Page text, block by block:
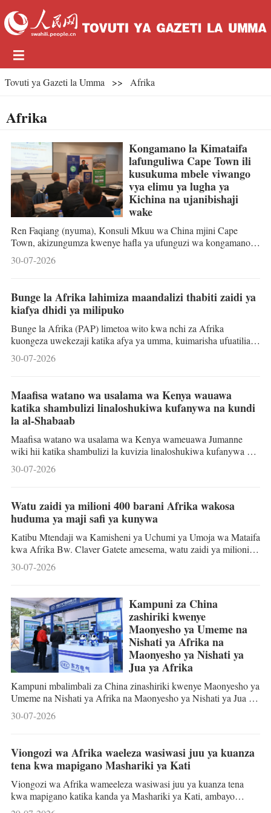
Tovuti ya Gazeti la Umma >> Afrika
Afrika
Kongamano la Kimataifa
lafunguliwa Cape Town ili
kusukuma mbele viwango
vya elimu ya lugha ya
Kichina na ujanibishaji
wake
Ren Faqiang (nyuma), Konsuli Mkuu wa China mjini Cape
Town, akizungumza kwenye hafla ya ufunguzi wa kongamano
mjini Cape Town, Afrika Kusini, Julai 28, 2026. (Xinhua/Wang
Lei) CAPE TOWN - Kongamano la kimataifa kuhusu elimu ya
Jumanne wiki hii, likiwaleta pamoja wataalamu kujadili
maendeleo ya viwango vya elimu ya lugha ya Kichina na
ujanibishaji wa ufundishaji. Kongamano hilo la siku mbili
limeandaliwa kwa pamoja na Chuo Kikuu cha Western
30-07-2026
Bunge la Afrika lahimiza maandalizi thabiti zaidi ya
kiafya dhidi ya milipuko
Bunge la Afrika (PAP) limetoa wito kwa nchi za Afrika
kuongeza uwekezaji katika afya ya umma, kuimarisha ufuatiliaji
wa magonjwa na kuongeza kasi ya uzalishaji wa ndani wa
chanjo ili kukabiliana na milipuko inayoweza kutokea siku za
Kijamii ya Bunge hilo, Frank Annoh-Dompreh ameyasema hayo
jumanne wiki hii wakati wa mjadala wa bunge hilo mjini
Johannesburg, Afrika Kusini kuhusu mlipuko wa Ebola barani
Afrika. Amesema nchi za Afrika zinahi
30-07-2026
Maafisa watano wa usalama wa Kenya wauawa
katika shambulizi linaloshukiwa kufanywa na kundi
la al-Shabaab
Maafisa watano wa usalama wa Kenya wameuawa Jumanne
wiki hii katika shambulizi la kuvizia linaloshukiwa kufanywa na
wapiganaji wa kundi la al-Shabaab katika Kaunti ya Mandera
karibu na mpaka wa nchi hiyo na Somalia. Polisi wamesema,
kwenye Njia Kuu ya Ugavi ya Alungu, wakati gari la maafisa
hao lilipokanyaga kifaa cha kulipuka kilichotengenezwa kienyeji
(IED) kabla ya kushambuliwa kwa risasi na kusababisha vifo vya
maafisa usalama hao
30-07-2026
Watu zaidi ya milioni 400 barani Afrika wakosa
huduma ya maji safi ya kunywa
Katibu Mtendaji wa Kamisheni ya Uchumi ya Umoja wa Mataifa
kwa Afrika Bw. Claver Gatete amesema, watu zaidi ya milioni
400 barani Afrika bado wanakosa njia ya kufikia huduma ya
msingi ya maji safi ya kunywa, wakati watu zaidi ya milioni 700
inayosimamiwa kwa usalama. Wakati akihutubia Mkutano wa 49
wa Kawaida wa Baraza la Utendaji la Umoja wa Afrika (AU)
Jumanne wiki hii mjini Addis Ababa, mji mkuu wa Ethiopia,
Bw. Gatete amesema hali hi
30-07-2026
Kampuni za China
zashiriki kwenye
Maonyesho ya Umeme na
Nishati ya Afrika na
Maonyesho ya Nishati ya
Jua ya Afrika
Kampuni mbalimbali za China zinashiriki kwenye Maonyesho ya
Umeme na Nishati ya Afrika na Maonyesho ya Nishati ya Jua ya
Afrika yanayofanyika kuanzia Tarehe 29 hadi 31 Julai jijini
Nairobi, Kenya. Kampuni hizo zinaonesha teknolojia mpya na
uhifadhi wa nishati na zana na vifaa vya umeme ili kusaidia
kuhimiza miundombinu ya nishati barani Afrika ipandishwe
ngazi mpya.
30-07-2026
Viongozi wa Afrika waeleza wasiwasi juu ya kuanza
tena kwa mapigano Mashariki ya Kati
Viongozi wa Afrika wameeleza wasiwasi juu ya kuanza tena
kwa mapigano katika kanda ya Mashariki ya Kati, ambayo
wamesema, yanachochea msukosuko mkubwa wa uchumi na